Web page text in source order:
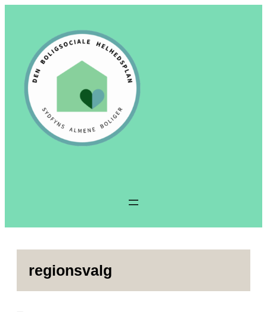
regionsvalg